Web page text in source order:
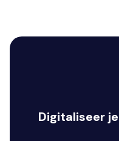
Digitaliseer